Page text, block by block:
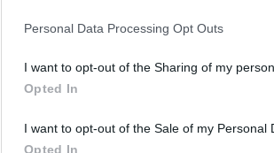
Personal Data Processing Opt Outs
I want to opt-out of the Sharing of my
Opted In
I want to opt-out of the Sale of my Personal
Opted In